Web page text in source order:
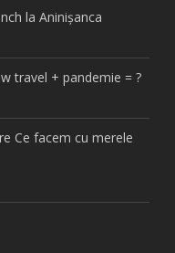
la Aninișanca
travel + pandemie = ?
Ce facem cu merele